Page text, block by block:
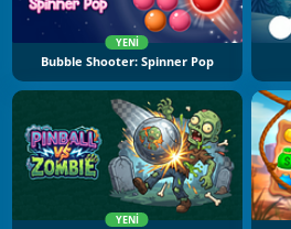
YENI
Bubble Shooter: Spinner Pop
YENI